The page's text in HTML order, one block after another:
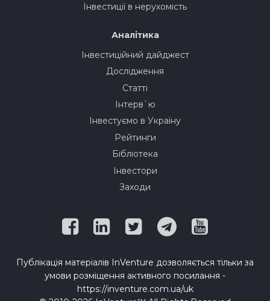
Інвестиції в нерухомість
Аналітика
Інвестиційний дайджест
Дослідження
Статті
Інтерв`ю
Інвестуємо в Україну
Рейтинги
Бібліотека
Інвестори
Заходи
Публікація матеріалів InVenture дозволяється тільки за
умови розміщення активного посилання -
https://inventure.com.ua/uk